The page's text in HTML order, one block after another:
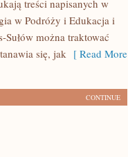
treści napisanych w
w Podróży i Edukacja i
można traktować
się, jak [ Read More
CONTINUE